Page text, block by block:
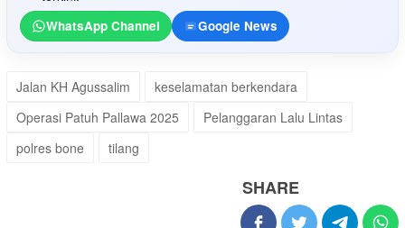
WhatsApp Channel Google News
Jalan KH Agussalim
keselamatan berkendara
Operasi Patuh Pallawa 2025
Pelanggaran Lalu Lintas
polres bone
tilang
SHARE